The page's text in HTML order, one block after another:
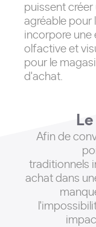
puissent
agréable pour
incorpore une
olfactive et
pour le
d'achat.
Afin de convertir des visiteurs en clients, les
traditionnels
achat dans